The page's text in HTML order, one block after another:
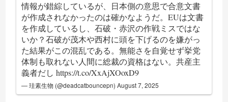
情報が錯綜しているが、日本側の意思で合意文書
が作成されなかったのは確かなようだ。EUは文書
を作成しているし、石破・赤沢の作戦ミスではな
いか？石破が茂木や西村に頭を下げるのを嫌がっ
た結果がこの混乱である。無能さを自覚せず挙党
体制も取れない人間に総裁の資格はない。共産主
義者だしhttps://t.co/XxAjXOoxD9
— 珪素生物 (@deadcatbouncepn)August 7, 2025